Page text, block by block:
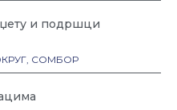
и подршци
, СОМБОР